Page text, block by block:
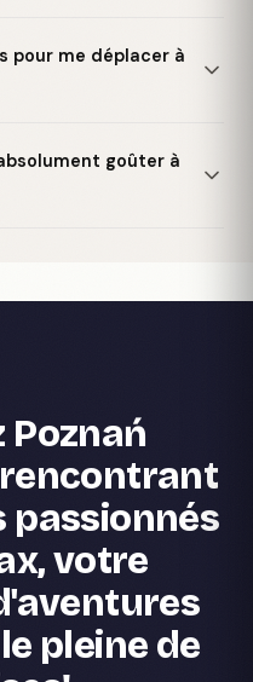
pour me déplacer à
goûter à
Poznań
passionnés
votre
pleine de